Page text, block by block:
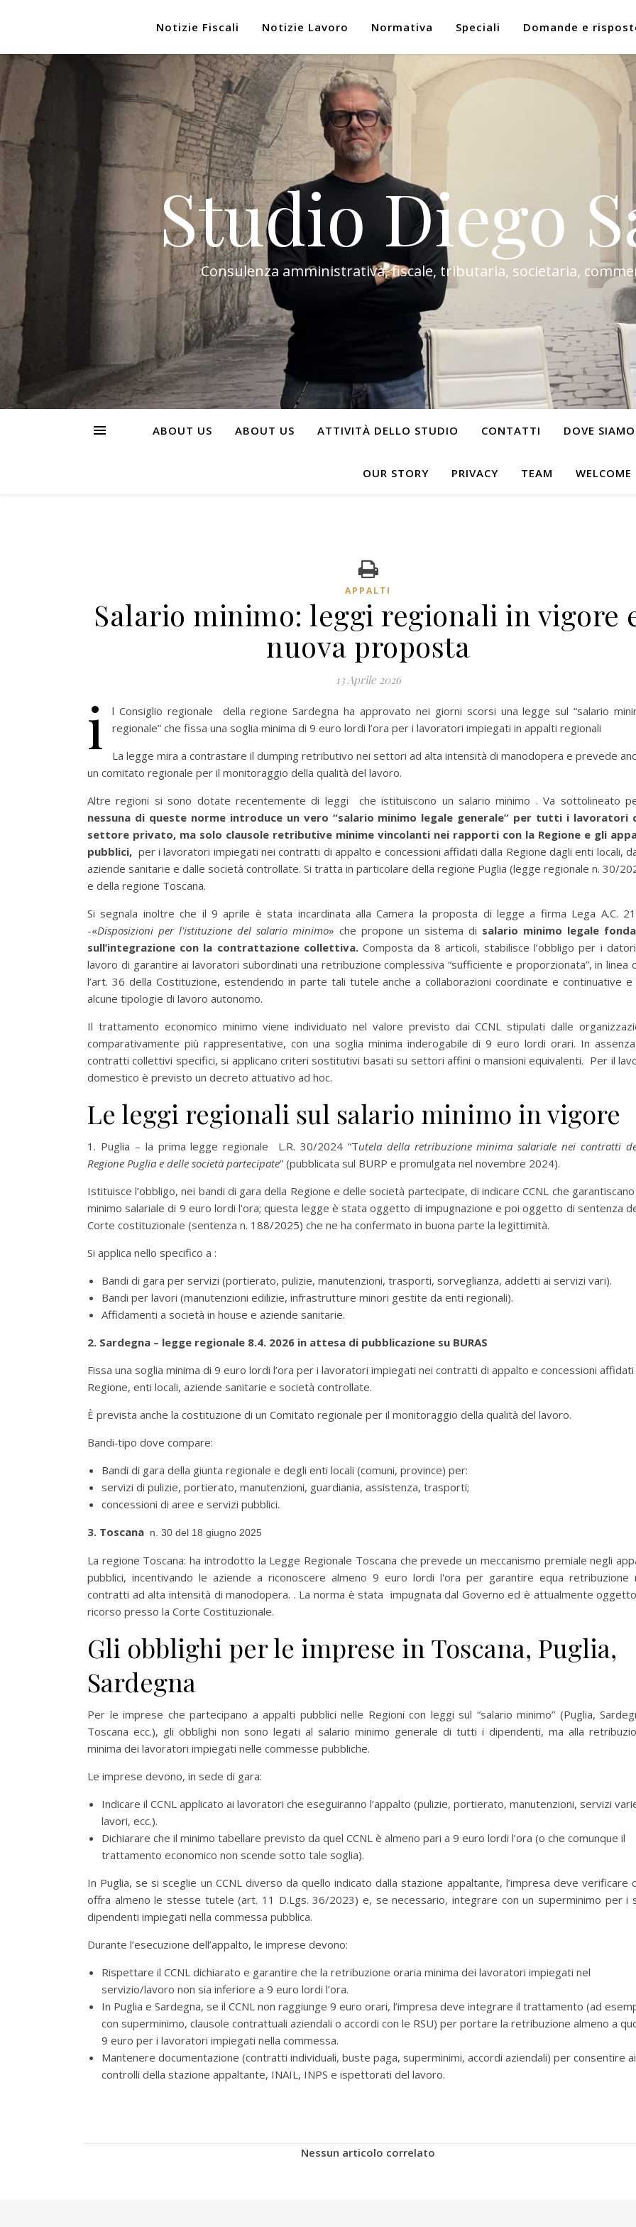
Notizie Fiscali Notizie Lavoro Normativa Speciali Domande e
Studio Diego
Consulenza amministrativa, fiscale, tributaria, societaria,
ABOUT US ABOUT US ATTIVITÀ DELLO STUDIO CONTATTI DOVE SIAMO
OUR STORY PRIVACY TEAM WELCOME
APPALTI
Salario minimo: leggi regionali in vigore
nuova proposta
13 Aprile 2026
i
l Consiglio regionale della regione Sardegna ha approvato nei giorni scorsi una legge sul “salario
regionale” che fissa una soglia minima di 9 euro lordi l’ora per i lavoratori impiegati in appalti regionali
La legge mira a contrastare il dumping retributivo nei settori ad alta intensità di manodopera e prevede
un comitato regionale per il monitoraggio della qualità del lavoro.
Altre regioni si sono dotate recentemente di leggi che istituiscono un salario minimo . Va sottolineato
nessuna di queste norme introduce un vero “salario minimo legale generale” per tutti i lavoratori
settore privato, ma solo clausole retributive minime vincolanti nei rapporti con la Regione e gli
pubblici, per i lavoratori impiegati nei contratti di appalto e concessioni affidati dalla Regione dagli enti locali,
aziende sanitarie e dalle società controllate. Si tratta in particolare della regione Puglia (legge regionale n. 30/
e della regione Toscana.
Si segnala inoltre che il 9 aprile è stata incardinata alla Camera la proposta di legge a firma Lega A.C.
-«Disposizioni per l'istituzione del salario minimo» che propone un sistema di salario minimo legale
sull’integrazione con la contrattazione collettiva.Composta da 8 articoli, stabilisce l’obbligo per i
lavoro di garantire ai lavoratori subordinati una retribuzione complessiva “sufficiente e proporzionata”, in linea
l’art. 36 della Costituzione, estendendo in parte tali tutele anche a collaborazioni coordinate e continuative e
alcune tipologie di lavoro autonomo.
Il trattamento economico minimo viene individuato nel valore previsto dai CCNL stipulati dalle
comparativamente più rappresentative, con una soglia minima inderogabile di 9 euro lordi orari. In
contratti collettivi specifici, si applicano criteri sostitutivi basati su settori affini o mansioni equivalenti. Per il
domestico è previsto un decreto attuativo ad hoc.
Le leggi regionali sul salario minimo in vigore
1. Puglia – la prima legge regionale L.R. 30/2024 “Tutela della retribuzione minima salariale nei contratti
Regione Puglia e delle società partecipate” (pubblicata sul BURP e promulgata nel novembre 2024).
Istituisce l’obbligo, nei bandi di gara della Regione e delle società partecipate, di indicare CCNL che garantiscano
minimo salariale di 9 euro lordi l’ora; questa legge è stata oggetto di impugnazione e poi oggetto di sentenza
Corte costituzionale (sentenza n. 188/2025) che ne ha confermato in buona parte la legittimità.
Si applica nello specifico a :
Bandi di gara per servizi (portierato, pulizie, manutenzioni, trasporti, sorveglianza, addetti ai servizi vari).
Bandi per lavori (manutenzioni edilizie, infrastrutture minori gestite da enti regionali).
Affidamenti a società in house e aziende sanitarie.
2. Sardegna – legge regionale 8.4. 2026 in attesa di pubblicazione su BURAS
Fissa una soglia minima di 9 euro lordi l’ora per i lavoratori impiegati nei contratti di appalto e concessioni affidati
Regione, enti locali, aziende sanitarie e società controllate.
È prevista anche la costituzione di un Comitato regionale per il monitoraggio della qualità del lavoro.
Bandi‑tipo dove compare:
Bandi di gara della giunta regionale e degli enti locali (comuni, province) per:
servizi di pulizie, portierato, manutenzioni, guardiania, assistenza, trasporti;
concessioni di aree e servizi pubblici.
3. Toscana n. 30 del 18 giugno 2025
La regione Toscana: ha introdotto la Legge Regionale Toscana che prevede un meccanismo premiale negli
pubblici, incentivando le aziende a riconoscere almeno 9 euro lordi l'ora per garantire equa retribuzione
contratti ad alta intensità di manodopera. . La norma è stata impugnata dal Governo ed è attualmente
ricorso presso la Corte Costituzionale.
Gli obblighi per le imprese in Toscana, Puglia,
Sardegna
Per le imprese che partecipano a appalti pubblici nelle Regioni con leggi sul “salario minimo” (Puglia,
Toscana ecc.), gli obblighi non sono legati al salario minimo generale di tutti i dipendenti, ma alla
minima dei lavoratori impiegati nelle commesse pubbliche.
Le imprese devono, in sede di gara:
Indicare il CCNL applicato ai lavoratori che eseguiranno l’appalto (pulizie, portierato, manutenzioni, servizi
lavori, ecc.).
Dichiarare che il minimo tabellare previsto da quel CCNL è almeno pari a 9 euro lordi l’ora (o che comunque il
trattamento economico non scende sotto tale soglia).
In Puglia, se si sceglie un CCNL diverso da quello indicato dalla stazione appaltante, l’impresa deve verificare
offra almeno le stesse tutele (art. 11 D.Lgs. 36/2023) e, se necessario, integrare con un superminimo per i
dipendenti impiegati nella commessa pubblica.
Durante l’esecuzione dell’appalto, le imprese devono:
Rispettare il CCNL dichiarato e garantire che la retribuzione oraria minima dei lavoratori impiegati nel
servizio/lavoro non sia inferiore a 9 euro lordi l’ora.
In Puglia e Sardegna, se il CCNL non raggiunge 9 euro orari, l’impresa deve integrare il trattamento (ad
con superminimo, clausole contrattuali aziendali o accordi con le RSU) per portare la retribuzione almeno a
9 euro per i lavoratori impiegati nella commessa.
Mantenere documentazione (contratti individuali, buste paga, superminimi, accordi aziendali) per consentire ai
controlli della stazione appaltante, INAIL, INPS e ispettorati del lavoro.
Nessun articolo correlato